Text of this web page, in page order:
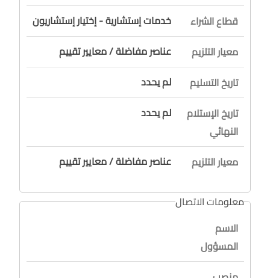
قطاع الشراء
خدمات إستشارية - إختيار إستشاريون
معيار التلزيم
عناصر مفاضلة / معايير تقييم
تاريخ التسليم
لم يحدد
تاريخ الإستلام
النهائي
لم يحدد
معيار التلزيم عناصر مفاضلة / معايير تقييم
معلومات الاتصال
الاسم
المسؤول